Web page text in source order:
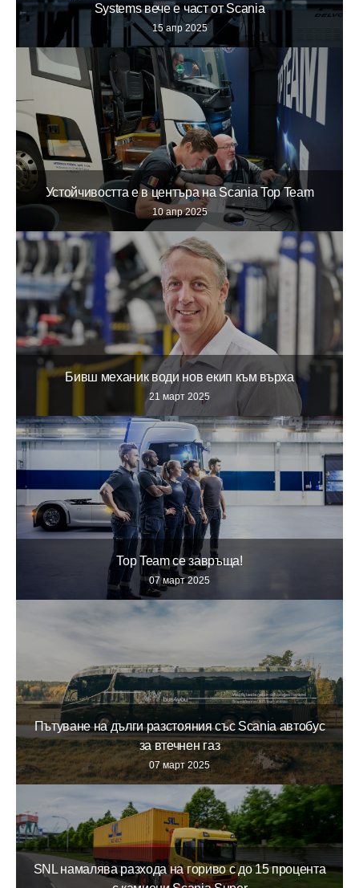
Systems вече е част от Scania
15 апр 2025
Устойчивостта е в центъра на Scania Top Team
10 апр 2025
Бивш механик води нов екип към върха
21 март 2025
Top Team се завръща!
07 март 2025
Пътуване на дълги разстояния със Scania автобус
за втечнен газ
07 март 2025
SNL намалява разхода на гориво с до 15 процента